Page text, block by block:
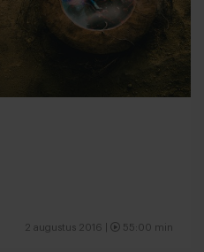
2 augustus 2016 | 55:00 min